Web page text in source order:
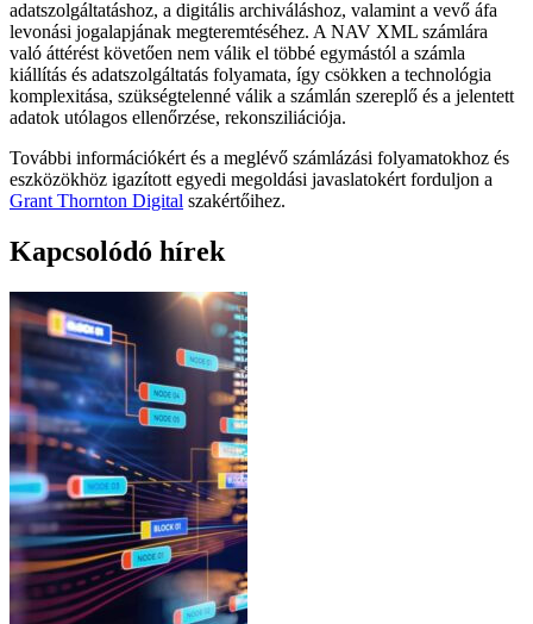
adatszolgáltatáshoz, a digitális archiváláshoz, valamint a vevő áfa
levonási jogalapjának megteremtéséhez. A NAV XML számlára
való áttérést követően nem válik el többé egymástól a számla
kiállítás és adatszolgáltatás folyamata, így csökken a technológia
komplexitása, szükségtelenné válik a számlán szereplő és a jelentett
adatok utólagos ellenőrzése, rekonsziliációja.
További információkért és a meglévő számlázási folyamatokhoz és
eszközökhöz igazított egyedi megoldási javaslatokért forduljon a
Grant Thornton Digital szakértőihez.
Kapcsolódó hírek